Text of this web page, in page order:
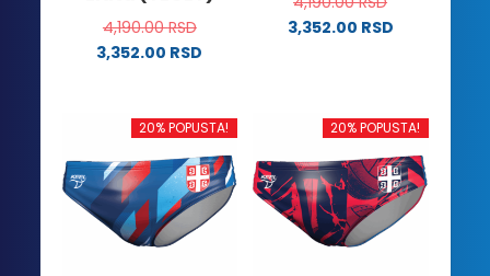
4,190.00RSD
3,352.00 RSD
ima
varijanti.
Opcije
mogu
biti
3,352.00 RSD
više
varijanti.
Opcije
mogu
biti
izabrane
20% POPUSTA! 20% POPUSTA!